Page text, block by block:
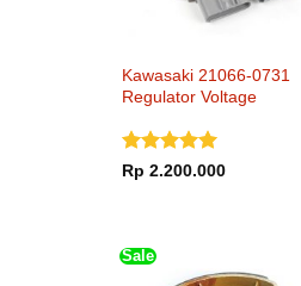
Kawasaki 21066-0731
Regulator Voltage
Dinilai5
dari 5
Rp 2.200.000
Sale